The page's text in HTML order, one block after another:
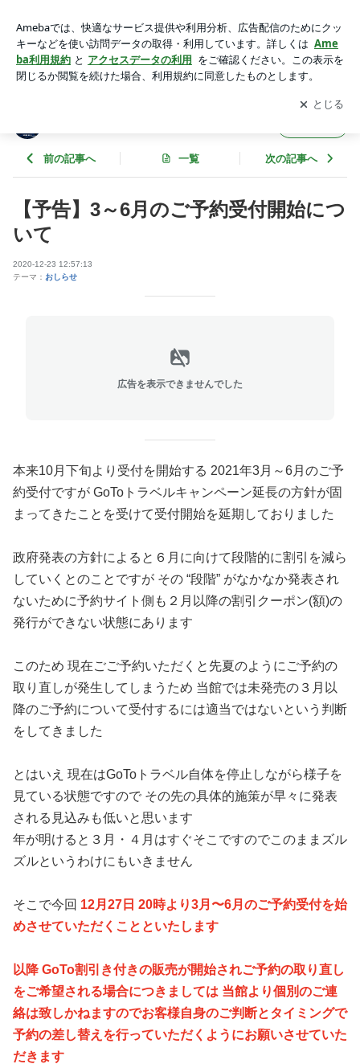
gaki-jimaアプリをダウンロードして ブログの更新通知
を受け取りまし
ょう。
開く
前の記事へ 一覧 次の記事へ
【予告】3～6月のご予約受付開始につ
いて
2020-12-23 12:57:13
テーマ： おしらせ
広告を表示できませんでした
本来10月下旬より受付を開始する 2021年3月～6月のご予
約受付ですが GoToトラベルキャンペーン延長の方針が固
まってきたことを受けて受付開始を延期しておりました
政府発表の方針によると６月に向けて段階的に割引を減ら
していくとのことですが その “段階” がなかなか発表され
ないために予約サイト側も２月以降の割引クーポン(額)の
発行ができない状態にあります
このため 現在ごご予約いただくと先夏のようにご予約の
取り直しが発生してしまうため 当館では未発売の３月以
降のご予約について受付するには適当ではないという判断
をしてきました
とはいえ 現在はGoToトラベル自体を停止しながら様子を
見ている状態ですので その先の具体的施策が早々に発表
される見込みも低いと思います
年が明けると３月・４月はすぐそこですのでこのままズル
ズルというわけにもいきません
そこで今回 12月27日 20時より3月〜6月のご予約受付を始
めさせていただくことといたします
以降 GoTo割引き付きの販売が開始されご予約の取り直し
をご希望される場合につきましては 当館より個別のご連
絡は致しかねますのでお客様自身のご判断とタイミングで
予約の差し替えを行っていただくようにお願いさせていた
だきます